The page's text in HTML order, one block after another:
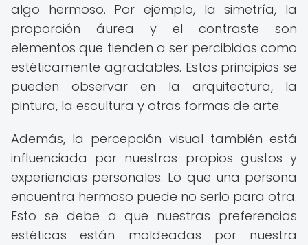
algo hermoso. Por ejemplo, la simetría, la
proporción áurea y el contraste son
elementos que tienden a ser percibidos como
estéticamente agradables. Estos principios se
pueden observar en la arquitectura, la
pintura, la escultura y otras formas de arte.
Además, la percepción visual también está
influenciada por nuestros propios gustos y
experiencias personales. Lo que una persona
encuentra hermoso puede no serlo para otra.
Esto se debe a que nuestras preferencias
estéticas están moldeadas por nuestra